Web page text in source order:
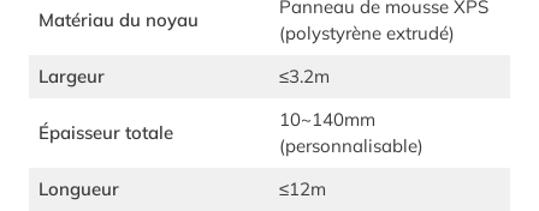
Matériau du noyau
Panneau de mousse XPS
(polystyrène extrudé)
Largeur
≤3.2m
Épaisseur totale
10~140mm
(personnalisable)
Longueur
≤12m